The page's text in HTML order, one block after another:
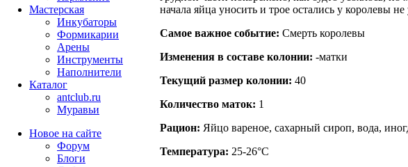
начала яйца уносить и трое остались у королевы
Самое важное событие: Смерть королевы
Изменения в составе кoлонии: -матки
Текущий размер кoлонии: 40
Количество маток: 1
Рацион: Яйцо вареное, сахарный сироп, вода,
Температура: 25-26°C
Мастерская
Инкубаторы
Формикарии
Арены
Инструменты
Наполнители
Каталог
antclub.ru
Муравьи
Новое на сайте
Форум
Блоги